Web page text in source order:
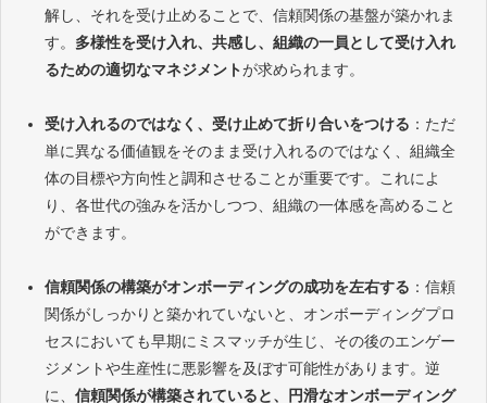
解し、それを受け止めることで、信頼関係の基盤が築かれま
す。 多様性を受け入れ、共感し、組織の一員として受け入れ
るための適切なマネジメントが求められます。
受け入れるのではなく、受け止めて折り合いをつける ：ただ
単に異なる価値観をそのまま受け入れるのではなく、組織全
体の目標や方向性と調和させることが重要です。これによ
り、各世代の強みを活かしつつ、組織の一体感を高めること
ができます。
信頼関係の構築がオンボーディングの成功を左右する ：信頼
関係がしっかりと築かれていないと、オンボーディングプロ
セスにおいても早期にミスマッチが生じ、その後のエンゲー
ジメントや生産性に悪影響を及ぼす可能性があります。逆
に、 信頼関係が構築されていると、円滑なオンボーディング